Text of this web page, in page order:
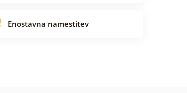
Enostavna namestitev